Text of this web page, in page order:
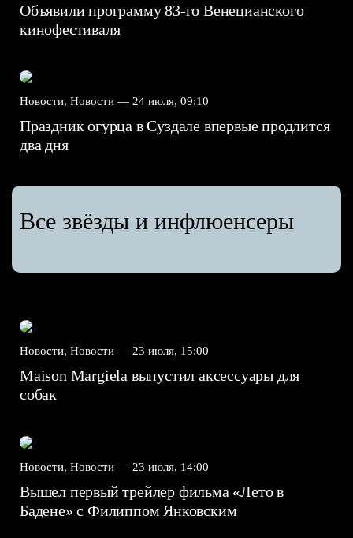
Объявили программу 83-го Венецианского
кинофестиваля
Новости, Новости — 24 июля, 09:10
Праздник огурца в Суздале впервые продлится
два дня
Все звёзды и инфлюенсеры
Новости, Новости — 23 июля, 15:00
Maison Margiela выпустил аксессуары для
собак
Новости, Новости — 23 июля, 14:00
Вышел первый трейлер фильма «Лето в
Бадене» с Филиппом Янковским